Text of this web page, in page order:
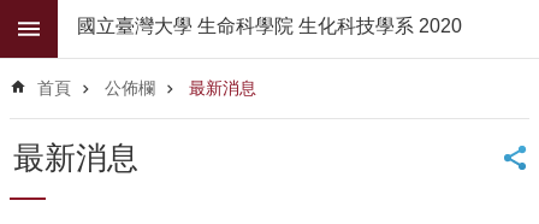
跳到主要內容區塊
階
尋
公
佈
國立臺灣大學 生命科學院 生化科技學系 2020
首頁 公佈欄 最新消息
最新消息